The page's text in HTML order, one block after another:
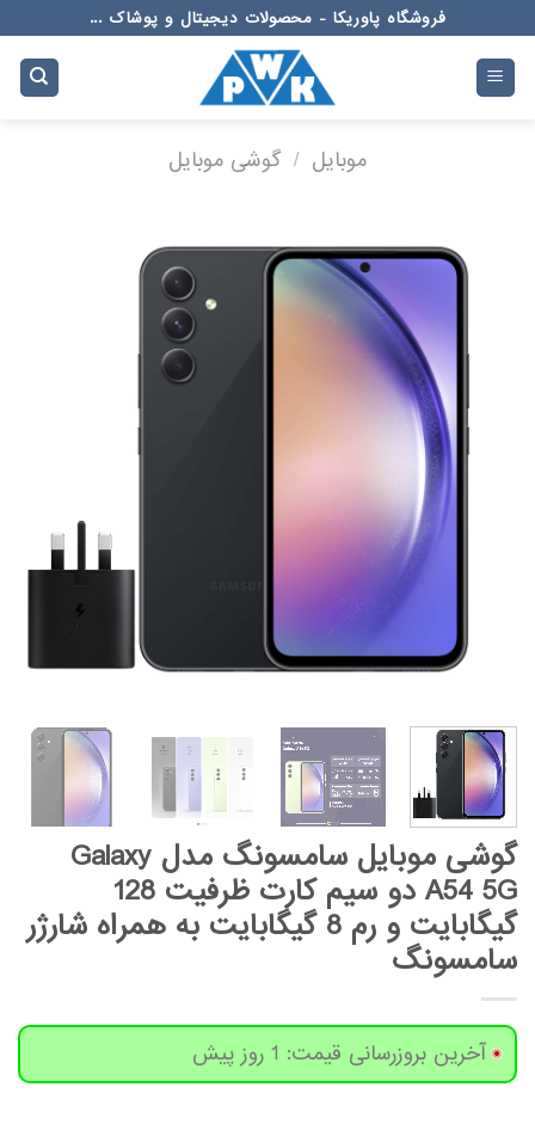
to
content
فروشگاه پاوریکا - محصولات دیجیتال و پوشاک ...
موبایل / گوشی موبایل
گوشی موبایل سامسونگ مدل Galaxy
A54 5G دو سیم کارت ظرفیت 128
گیگابایت و رم 8 گیگابایت به همراه شارژر
سامسونگ
آخرین بروزرسانی قیمت: 1 روز پیش